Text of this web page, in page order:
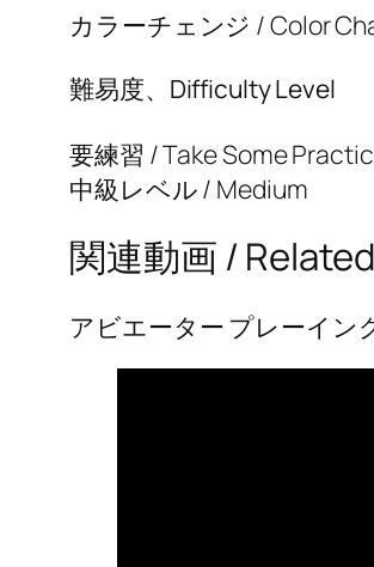
カラーチェンジ / Color
難易度、Difficulty Level
要練習 / Take Some
中級レベル / Medium
関連動画 /
アビエーター プレーイン